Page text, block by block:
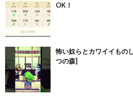
OK！
怖い奴らとカワイイもの
つの森]